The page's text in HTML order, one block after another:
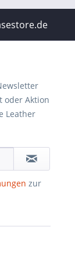
oder Aktion
Leather
zur